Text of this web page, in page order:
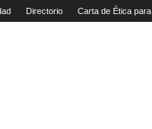
Directorio Carta de Ética